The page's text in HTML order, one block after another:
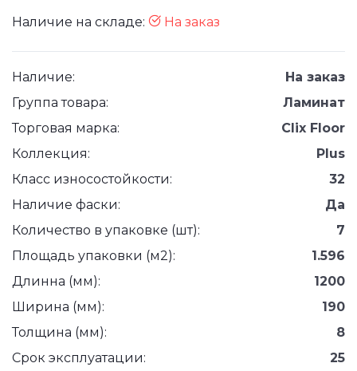
Наличие на складе: На заказ
Наличие:
На заказ
Группа товара:
Ламинат
Торговая марка:
Clix Floor
Коллекция:
Plus
Класс износостойкости:
32
Наличие фаски:
Да
Количество в упаковке (шт):
7
Площадь упаковки (м2):
1.596
Длинна (мм):
1200
Ширина (мм):
190
Толщина (мм):
8
Срок эксплуатации:
25